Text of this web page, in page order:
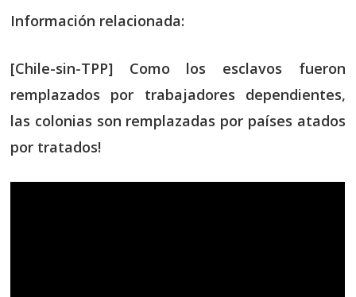
Información relacionada:
[Chile-sin-TPP] Como los esclavos fueron
remplazados por trabajadores dependientes,
las colonias son remplazadas por países atados
por tratados!